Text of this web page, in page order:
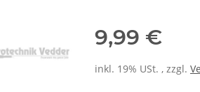
9,99 €
inkl. 19% USt. , zzgl.